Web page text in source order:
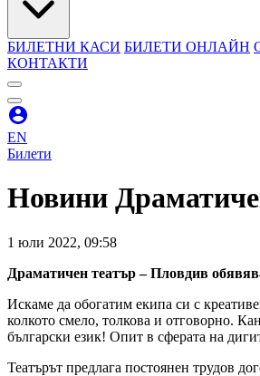
БИЛЕТНИ КАСИ БИЛЕТИ ОНЛАЙН
КОНТАКТИ
EN
Билети
Новини
1 юли 2022, 09:58
Драматичен театър – Пловдив
Искаме да обогатим екипа си с
колкото смело, толкова и отговорно.
български език! Опит в сферата на
Театърът предлага постоянен трудов